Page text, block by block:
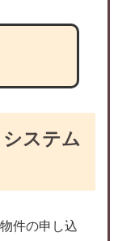
ステム
件の申し込